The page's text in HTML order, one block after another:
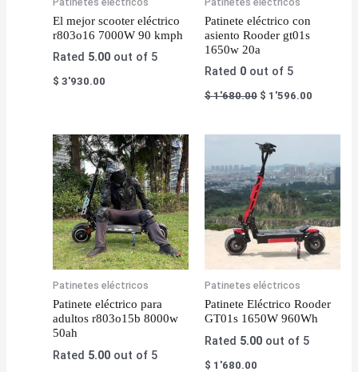
El mejor scooter eléctrico
r803o16 7000W 90 kmph
Rated 5.00 out of 5
$ 3'930.00
Patinete eléctrico con
asiento Rooder gt01s
1650w 20a
Rated 0out of 5
$1'680.00 $ 1'596.00
Patinetes eléctricos
Patinete eléctrico para
adultos r803o15b 8000w
50ah
Rated 5.00 out of 5
Patinetes eléctricos
Patinete Eléctrico Rooder
GT01s 1650W 960Wh
Rated 5.00out of 5
$ 1'680.00